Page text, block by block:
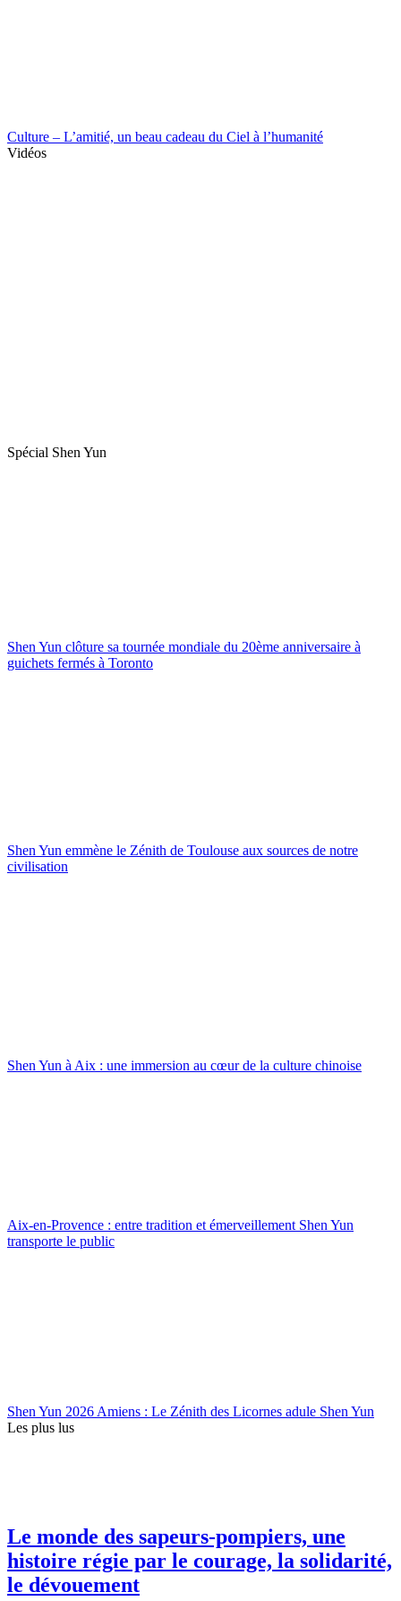
Culture – L’amitié, un beau cadeau du Ciel à l’humanité
Vidéos
Spécial Shen Yun
Shen Yun clôture sa tournée mondiale du 20ème anniversaire à
guichets fermés à Toronto
Shen Yun emmène le Zénith de Toulouse aux sources de notre
civilisation
Shen Yun à Aix : une immersion au cœur de la culture chinoise
Aix-en-Provence : entre tradition et émerveillement Shen Yun
transporte le public
Shen Yun 2026 Amiens : Le Zénith des Licornes adule Shen Yun
Les plus lus
Le monde des sapeurs-pompiers, une
histoire régie par le courage, la solidarité,
le dévouement